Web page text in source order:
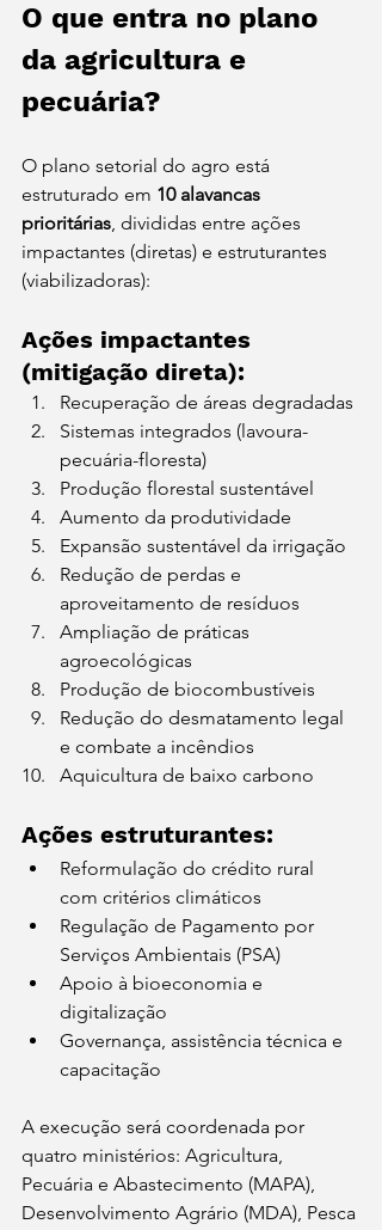
O que entra no plano
da agricultura e
pecuária?
O plano setorial do agro está
estruturado em 10 alavancas
prioritárias, divididas entre ações
impactantes (diretas) e estruturantes
(viabilizadoras):
Ações impactantes
(mitigação direta):
Recuperação de áreas degradadas
Sistemas integrados (lavoura-
pecuária-floresta)
Produção florestal sustentável
Aumento da produtividade
Expansão sustentável da irrigação
Redução de perdas e
aproveitamento de resíduos
Ampliação de práticas
agroecológicas
Produção de biocombustíveis
Redução do desmatamento legal
e combate a incêndios
Aquicultura de baixo carbono
Ações estruturantes:
Reformulação do crédito rural
com critérios climáticos
Regulação de Pagamento por
Serviços Ambientais (PSA)
Apoio à bioeconomia e
digitalização
Governança, assistência técnica e
capacitação
A execução será coordenada por
quatro ministérios: Agricultura,
Pecuária e Abastecimento (MAPA),
Desenvolvimento Agrário (MDA), Pesca